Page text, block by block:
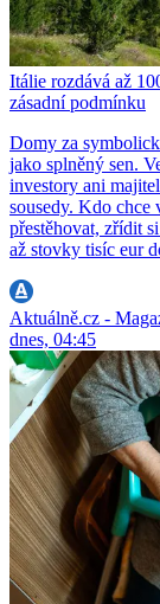
Itálie rozdává až
zásadní podmínku
Domy za
jako splněný sen.
investory ani
sousedy. Kdo chce
přestěhovat, zřídit
až stovky tisíc eur
Aktuálně.cz -
dnes, 04:45